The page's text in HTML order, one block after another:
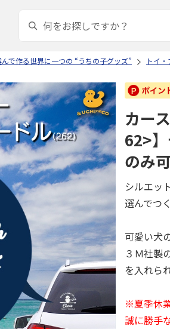
で作る世界に一つの “うちの子グッズ” トイ
カー
62>
のみ
シルエッ
選んでつ
可愛い犬
３Ｍ社製
を入れら
※夏季休
誠に勝手